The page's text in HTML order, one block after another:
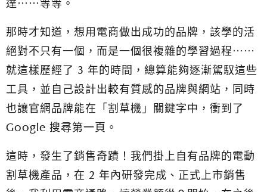
達⋯⋯等等。
那時才知道，想用電商做出成功的品牌，該學的活
絕對不只有一個，而是一個很複雜的學習過程⋯⋯
就這樣歷經了 3 年的時間，總算能夠逐漸駕馭這些
工具，並自己設計出較有質感的品牌與網站，同時
也讓官網品牌能在「割草機」關鍵字中，衝到了
Google 搜尋第一頁。
這時，發生了銷售奇蹟！ 我們掛上自有品牌的電動
割草機產品，在 2 年內研發完成、正式上市銷售